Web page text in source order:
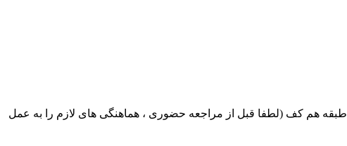
نشانی بخش انفورماتیک ایران بابکت : میدان حر . خ امام خمینی . خیابان کمالی . خیابان اسکندری جنوبی اول خیابان مرتضوی پلاک 8 طبقه هم کف (لطفا قبل از مراجعه حضوری ، هماهنگی های لازم را به عمل